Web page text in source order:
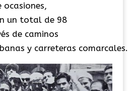
ocasiones,
un total de 98
de caminos
y carreteras comarcales.